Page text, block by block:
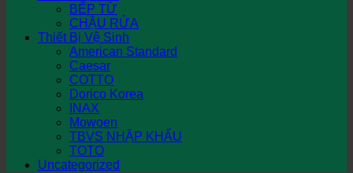
BẾP TỪ
CHẬU RỬA
Thiết Bị Vệ Sinh
American Standard
Caesar
COTTO
Dorico Korea
INAX
Mowoen
TBVS NHẬP KHẨU
TOTO
Uncategorized